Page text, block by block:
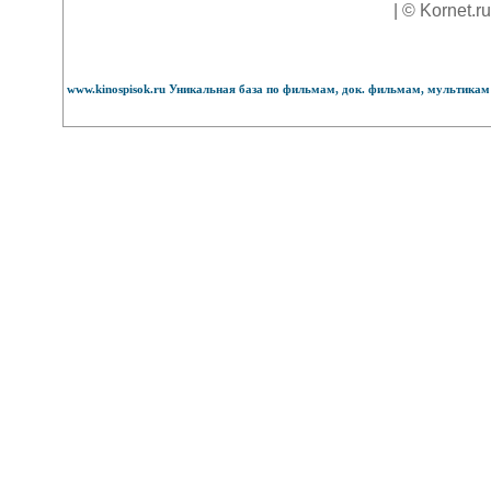
| ©
www.kinospisok.ru Уникальная база по фильмам, док. фильмам,